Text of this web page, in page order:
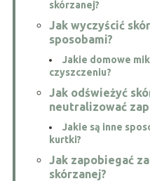
skórzanej?
Jak wyczyścić
sposobami?
Jakie domowe
czyszczeniu?
Jak odświeżyć
neutralizować
Jakie są inne
kurtki?
Jak zapobiegać
skórzanej?